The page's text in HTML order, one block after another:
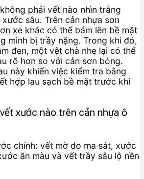
phải vết nào nhìn trắng
sâu. Trên cản nhựa sơn
xe khác có thể bám lên bề mặt
mình bị trầy nặng. Trong khi đó,
đen, một vệt chà nhẹ lại có thể
rõ hơn so với cản sơn bóng.
này khiến việc kiểm tra bằng
hợp lau sạch bề mặt trước khi
xước nào trên cản nhựa ô
chính: vết mờ do ma sát, xước
ăn màu và vết trầy sâu lộ nền